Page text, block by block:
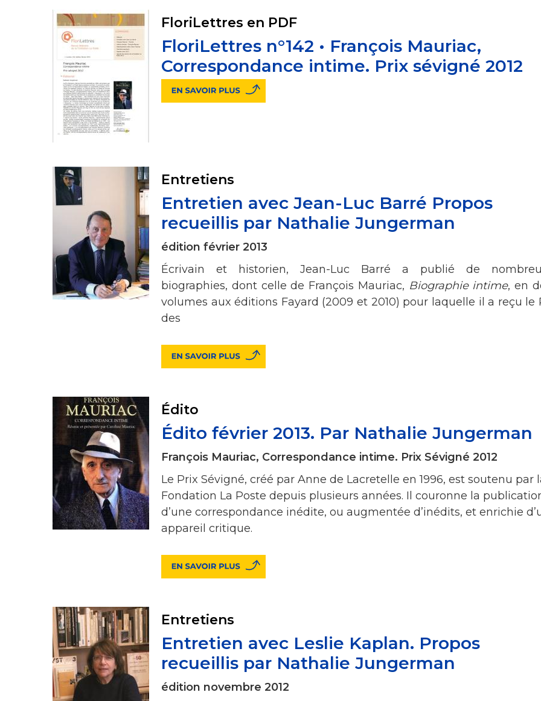
FloriLettres en PDF
FloriLettres n°142 • François Mauriac,
Correspondance intime. Prix sévigné 2012
Entretiens
Entretien avec Jean-Luc Barré Propos
recueillis par Nathalie Jungerman
édition février 2013
Écrivain et historien, Jean-Luc Barré a publié de
biographies, dont celle de François Mauriac, Biographie intime, en
volumes aux éditions Fayard (2009 et 2010) pour laquelle il a reçu le
des
Édito
Édito février 2013. Par Nathalie Jungerman
François Mauriac, Correspondance intime. Prix Sévigné 2012
Le Prix Sévigné, créé par Anne de Lacretelle en 1996, est soutenu par
Fondation La Poste depuis plusieurs années. Il couronne la
d’une correspondance inédite, ou augmentée d’inédits, et enrichie
appareil critique.
Entretiens
Entretien avec Leslie Kaplan. Propos
recueillis par Nathalie Jungerman
édition novembre 2012